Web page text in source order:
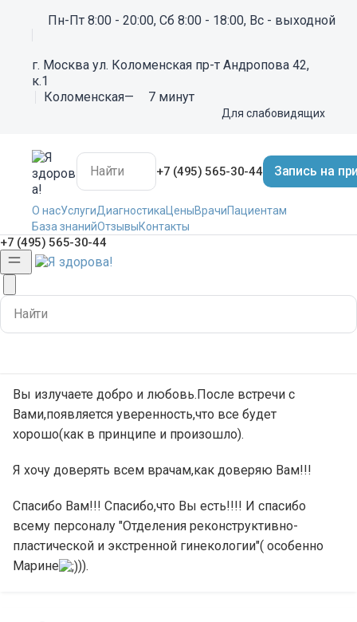
Пн-Пт 8:00 - 20:00, Сб 8:00 - 18:00, Вс - выходной
г. Москва ул. Коломенская пр-т Андропова 42,
к.1
Коломенская— 7 минут
Для слабовидящих
+7 (495) 565-30-44 Запись на
О насУслугиДиагностикаЦеныВрачиПациентам
База знанийОтзывыКонтакты
+7 (495) 565-30-44
Автор:
22 Апреля 2008вОтзывы
tomusik
Опубликовано22 Апреля 2008
Добрый день!
Хочу поблагодарить Екатерину Дмитриевну,самого
лучшего врача,которого я встречала за свою жизнь.
Екатерина Дмитриевна-низкий поклон Вам,за
Вы излучаете добро и любовь.После встречи с
Вами,появляется уверенность,что все будет
хорошо(как в принципе и произошло).
Я хочу доверять всем врачам,как доверяю Вам!!!
Спасибо Вам!!! Спасибо,что Вы есть!!!! И спасибо
всему персоналу "Отделения реконструктивно-
пластической и экстренной гинекологии"( особенно
Марине
)).